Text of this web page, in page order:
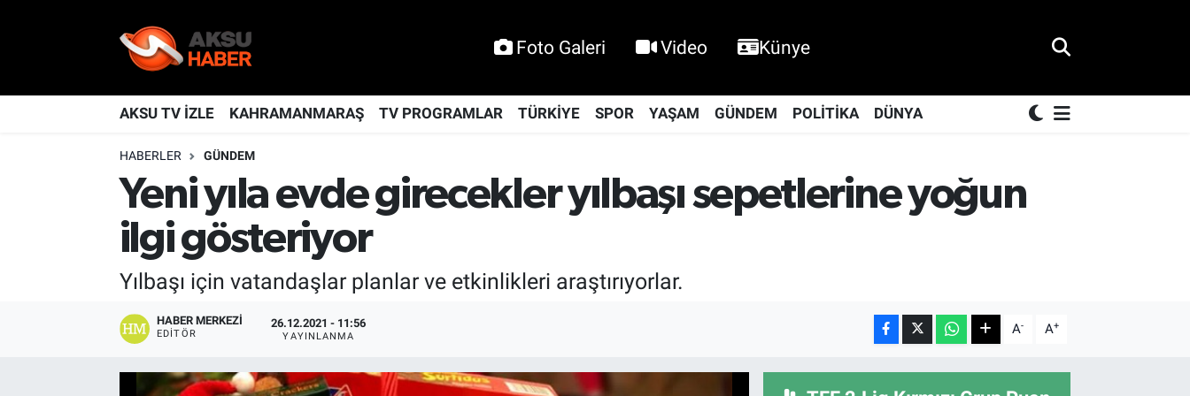
Foto Galeri Video Künye
AKSU TV İZLE KAHRAMANMARAŞ TV PROGRAMLAR TÜRKİYE SPOR YAŞAM GÜNDEM POLİTİKA DÜNYA
HABERLER GÜNDEM
Yeni yıla evde girecekler yılbaşı sepetlerine yoğun
ilgi gösteriyor
Yılbaşı için vatandaşlar planlar ve etkinlikleri araştırıyorlar.
HABER MERKEZI
EDITÖR
26.12.2021 - 11:56
YAYINLANMA A- A+
KAHRAMANMARAŞ
Nöbetçi Eczaneler
Hava Durumu
Kahramanmaraş Namaz Vakitleri
Trafik Durumu
TFF 2.Lig Kırmızı Grup Puan Durumu ve Fikstür
Tüm Manşetler
Son Dakika Haberleri